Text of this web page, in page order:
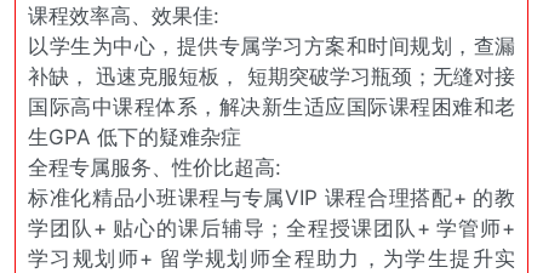
课程效率高、效果佳:
以学生为中心，提供专属学习方案和时间规划，查漏
补缺， 迅速克服短板， 短期突破学习瓶颈；无缝对接
国际高中课程体系，解决新生适应国际课程困难和老
生GPA 低下的疑难杂症
全程专属服务、性价比超高:
标准化精品小班课程与专属VIP 课程合理搭配+ 的教
学团队+ 贴心的课后辅导；全程授课团队+ 学管师+
学习规划师+ 留学规划师全程助力，为学生提升实